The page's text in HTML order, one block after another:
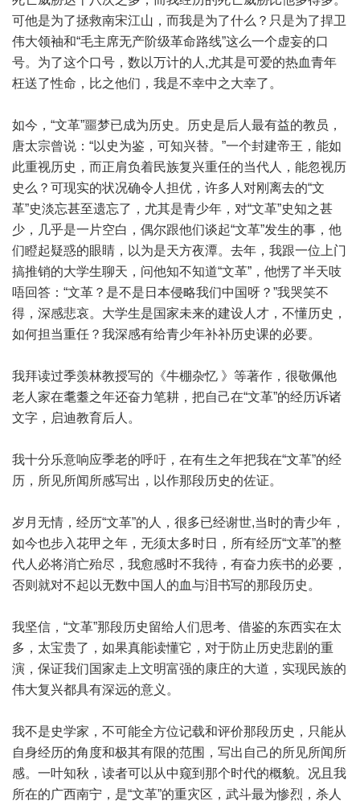
可他是为了拯救南宋江山，而我是为了什么？只是为了捍卫
伟大领袖和“毛主席无产阶级革命路线”这么一个虚妄的口
号。为了这个口号，数以万计的人,尤其是可爱的热血青年
枉送了性命，比之他们，我是不幸中之大幸了。
如今，“文革”噩梦已成为历史。历史是后人最有益的教员，
唐太宗曾说：“以史为鉴，可知兴替。”一个封建帝王，能如
此重视历史，而正肩负着民族复兴重任的当代人，能忽视历
史么？可现实的状况确令人担优，许多人对刚离去的“文
革”史淡忘甚至遗忘了，尤其是青少年，对“文革”史知之甚
少，几乎是一片空白，偶尔跟他们谈起“文革”发生的事，他
们瞪起疑惑的眼睛，以为是天方夜潭。去年，我跟一位上门
搞推销的大学生聊天，问他知不知道“文革”，他愣了半天吱
唔回答：“文革？是不是日本侵略我们中国呀？”我哭笑不
得，深感悲哀。大学生是国家未来的建设人才，不懂历史，
如何担当重任？我深感有给青少年补补历史课的必要。
我拜读过季羡林教授写的《牛棚杂忆 》等著作，很敬佩他
老人家在耄耋之年还奋力笔耕，把自己在“文革”的经历诉诸
文字，启迪教育后人。
我十分乐意响应季老的呼吁，在有生之年把我在“文革”的经
历，所见所闻所感写出，以作那段历史的佐证。
岁月无情，经历“文革”的人，很多已经谢世,当时的青少年，
如今也步入花甲之年，无须太多时日，所有经历“文革”的整
代人必将消亡殆尽，我愈感时不我待，有奋力疾书的必要，
否则就对不起以无数中国人的血与泪书写的那段历史。
我坚信，“文革”那段历史留给人们思考、借鉴的东西实在太
多，太宝贵了，如果真能读懂它，对于防止历史悲剧的重
演，保证我们国家走上文明富强的康庄的大道，实现民族的
伟大复兴都具有深远的意义。
我不是史学家，不可能全方位记载和评价那段历史，只能从
自身经历的角度和极其有限的范围，写出自己的所见所闻所
感。一叶知秋，读者可以从中窥到那个时代的概貌。况且我
所在的广西南宁，是“文革”的重灾区，武斗最为惨烈，杀人